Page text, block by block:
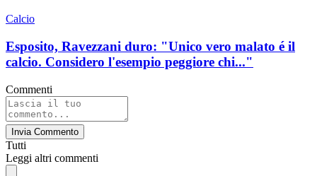
Calcio
Esposito, Ravezzani duro: "Unico vero malato é il
calcio. Considero l'esempio peggiore chi..."
Commenti
Invia Commento
Tutti
Leggi altri commenti